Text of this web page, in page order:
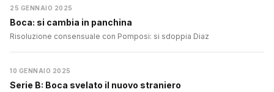
25 GENNAIO 2025
Boca: si cambia in panchina
Risoluzione consensuale con Pomposi: si sdoppia Diaz
10 GENNAIO 2025
Serie B: Boca svelato il nuovo straniero